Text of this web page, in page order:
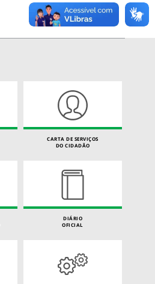
CARTA DE SERVIÇOS
DO CIDADÃO
DIÁRIO
OFICIAL